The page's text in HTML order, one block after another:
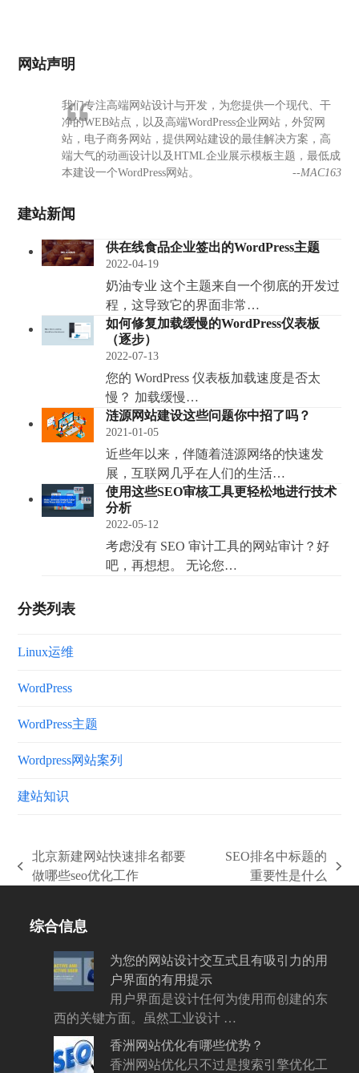
网站声明
我们专注高端网站设计与开发，为您提供一个现代、干
净的WEB站点，以及高端WordPress企业网站，外贸网
站，电子商务网站，提供网站建设的最佳解决方案，高
端大气的动画设计以及HTML企业展示模板主题，最低成
本建设一个WordPress网站。
--MAC163
建站新闻
供在线食品企业签出的WordPress主题
2022-04-19
奶油专业 这个主题来自一个彻底的开发过
程，这导致它的界面非常…
如何修复加载缓慢的WordPress仪表板
（逐步）
2022-07-13
您的 WordPress 仪表板加载速度是否太
慢？ 加载缓慢…
涟源网站建设这些问题你中招了吗？
2021-01-05
近些年以来，伴随着涟源网络的快速发
展，互联网几乎在人们的生活…
使用这些SEO审核工具更轻松地进行技术
分析
2022-05-12
考虑没有 SEO 审计工具的网站审计？好
吧，再想想。 无论您…
分类列表
Linux运维
WordPress
WordPress主题
Wordpress网站案列
建站知识
上
文
北京新建网站快速排名都要
做哪些seo优化工作
章:
SEO排名中标题的
重要性是什么
综合信息
为您的网站设计交互式且有吸引力的用
户界面的有用提示
用户界面是设计任何为使用而创建的东
西的关键方面。虽然工业设计 …
香洲网站优化有哪些优势？
香洲网站优化只不过是搜索引擎优化工